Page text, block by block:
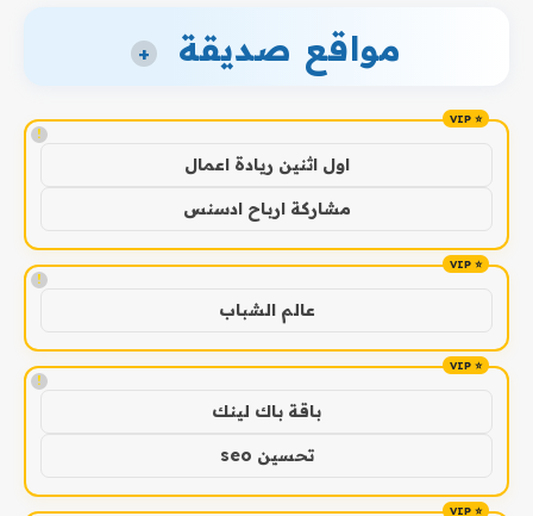
مواقع صديقة +
!
اول اثنين ريادة اعمال
مشاركة ارباح ادسنس
!
عالم الشباب
!
باقة باك لينك
تحسين seo